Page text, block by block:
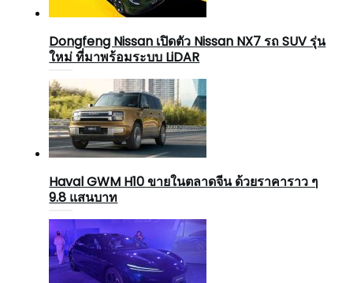
Dongfeng Nissan เปิดตัว Nissan NX7 รถ SUV รุ่น
ใหม่ ที่มาพร้อมระบบ LiDAR
Haval GWM H10 ขายในตลาดจีน ด้วยราคาราว ๆ
9.8 แสนบาท